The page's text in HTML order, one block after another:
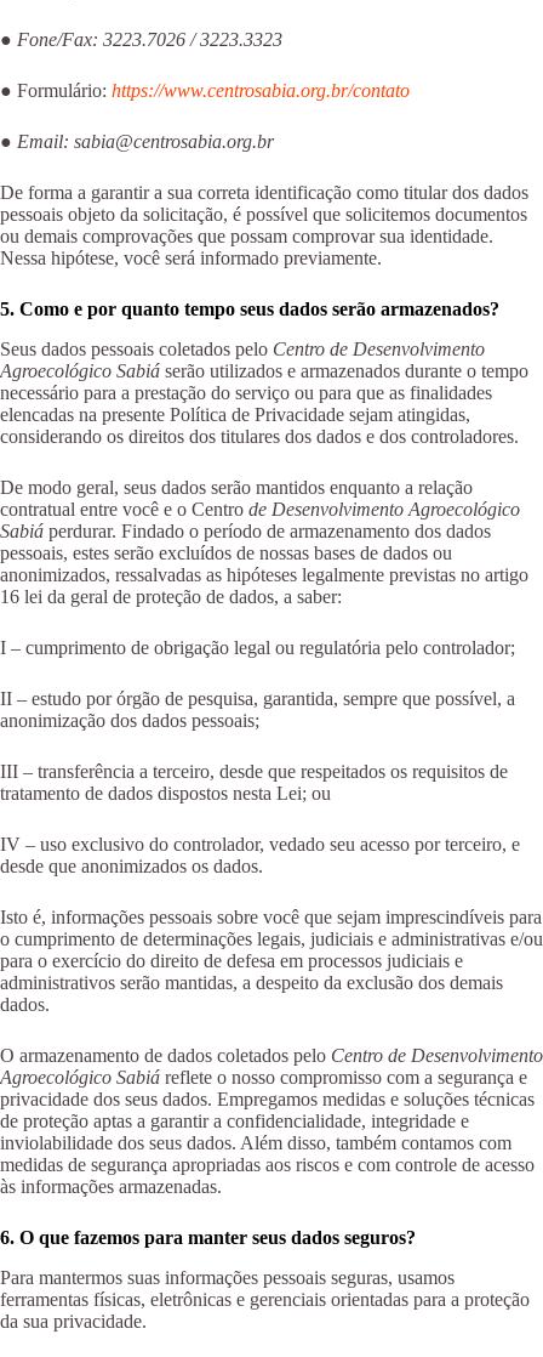
● Fone/Fax: 3223.7026 / 3223.3323
● Formulário: https://www.centrosabia.org.br/contato
● Email: sabia@centrosabia.org.br
De forma a garantir a sua correta identificação como titular dos dados
pessoais objeto da solicitação, é possível que solicitemos documentos
ou demais comprovações que possam comprovar sua identidade.
Nessa hipótese, você será informado previamente.
5. Como e por quanto tempo seus dados serão armazenados?
Seus dados pessoais coletados pelo Centro de Desenvolvimento
Agroecológico Sabiá serão utilizados e armazenados durante o tempo
necessário para a prestação do serviço ou para que as finalidades
elencadas na presente Política de Privacidade sejam atingidas,
considerando os direitos dos titulares dos dados e dos controladores.
De modo geral, seus dados serão mantidos enquanto a relação
contratual entre você e o Centro de Desenvolvimento Agroecológico
Sabiá perdurar. Findado o período de armazenamento dos dados
pessoais, estes serão excluídos de nossas bases de dados ou
anonimizados, ressalvadas as hipóteses legalmente previstas no artigo
16 lei da geral de proteção de dados, a saber:
I – cumprimento de obrigação legal ou regulatória pelo controlador;
II – estudo por órgão de pesquisa, garantida, sempre que possível, a
anonimização dos dados pessoais;
III – transferência a terceiro, desde que respeitados os requisitos de
tratamento de dados dispostos nesta Lei; ou
IV – uso exclusivo do controlador, vedado seu acesso por terceiro, e
desde que anonimizados os dados.
Isto é, informações pessoais sobre você que sejam imprescindíveis para
o cumprimento de determinações legais, judiciais e administrativas e/ou
para o exercício do direito de defesa em processos judiciais e
administrativos serão mantidas, a despeito da exclusão dos demais
dados.
O armazenamento de dados coletados pelo Centro de Desenvolvimento
Agroecológico Sabiá reflete o nosso compromisso com a segurança e
privacidade dos seus dados. Empregamos medidas e soluções técnicas
de proteção aptas a garantir a confidencialidade, integridade e
inviolabilidade dos seus dados. Além disso, também contamos com
medidas de segurança apropriadas aos riscos e com controle de acesso
às informações armazenadas.
6. O que fazemos para manter seus dados seguros?
Para mantermos suas informações pessoais seguras, usamos
ferramentas físicas, eletrônicas e gerenciais orientadas para a proteção
da sua privacidade.